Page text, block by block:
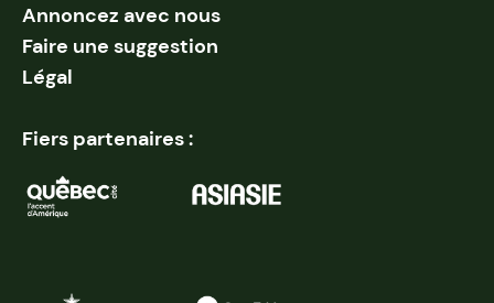
Annoncez avec nous
Faire une suggestion
Légal
Fiers partenaires :